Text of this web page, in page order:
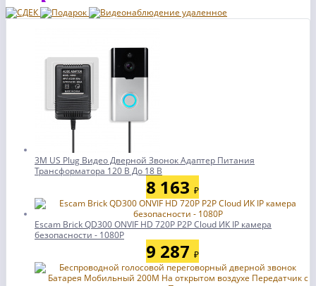
3M US Plug Видео Дверной Звонок Адаптер Питания
Трансформатора 120 В До 18 В
8 163 ₽
Escam Brick QD300 ONVIF HD 720P P2P Cloud ИК IP камера
безопасности - 1080P
9 287 ₽